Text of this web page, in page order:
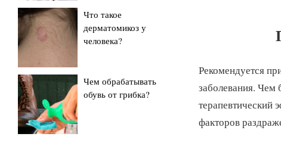
Рекомендуется
заболевания. Чем
терапевтический
факторов
Что такое
дерматомикоз у
человека?
Чем обрабатывать
обувь от грибка?